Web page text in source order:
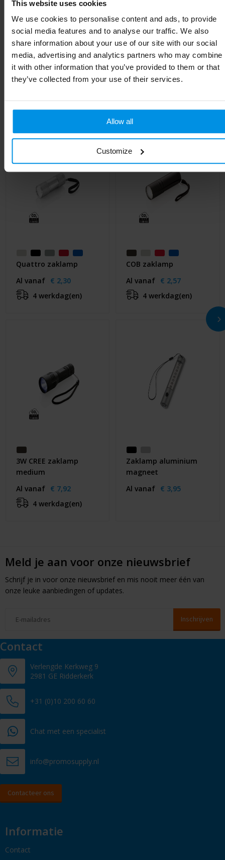
This website uses cookies
We use cookies to personalise content and ads, to provide
social media features and to analyse our traffic. We also
share information about your use of our site with our social
media, advertising and analytics partners who may combine
it with other information that you’ve provided to them or that
they’ve collected from your use of their services.
Allow all
Customize
Hoogte
Lengte 2.5 cm
Gerelateerde producten
Quattro zaklamp
Al vanaf € 2,30
4 werkdag(en)
COB zaklamp
Al vanaf € 2,57
4 werkdag(en)
3W CREE zaklamp
medium
Al vanaf € 7,92
4 werkdag(en)
Zaklamp aluminium
magneet
Al vanaf € 3,95
Meld je aan voor onze nieuwsbrief
Schrijf je in voor onze nieuwsbrief en mis nooit meer één van
onze leuke aanbiedingen of updates.
Contact
Verlengde Kerkweg 9
2981 GE Ridderkerk
+31 (0)10 200 60 60
Chat met een specialist
info@promosupply.nl
Contacteer ons
Informatie
Contact